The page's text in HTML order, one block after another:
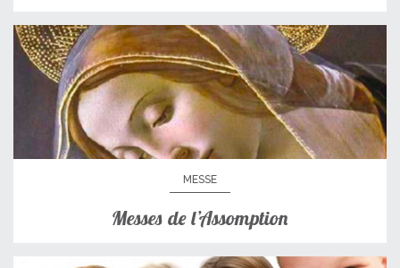
MESSE
Messes de l’Assomption